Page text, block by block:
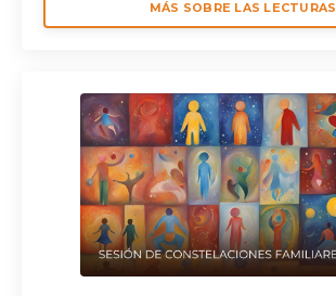
MÁS SOBRE LAS LECTURAS